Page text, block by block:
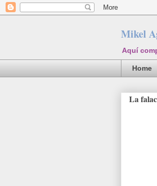
Mikel
Aquí
Home
La